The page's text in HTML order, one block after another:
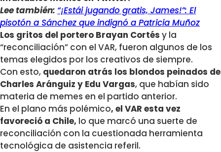
Lee también: “¡Estái jugando gratis, James!”: El
pisotón a Sánchez que indignó a Patricia Muñoz
Los gritos del portero Brayan Cortés y la
“reconciliación” con el VAR, fueron algunos de los
temas elegidos por los creativos de siempre.
Con esto, quedaron atrás los blondos peinados de
Charles Aránguiz y Edu Vargas, que habían sido
materia de memes en el partido anterior.
En el plano más polémico, el VAR esta vez
favoreció a Chile, lo que marcó una suerte de
reconciliación con la cuestionada herramienta
tecnológica de asistencia referil.